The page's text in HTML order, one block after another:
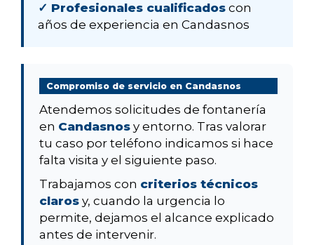
✓ Profesionales cualificados con
años de experiencia en Candasnos
Compromiso de servicio en Candasnos
Atendemos solicitudes de fontanería
en Candasnos y entorno. Tras valorar
tu caso por teléfono indicamos si hace
falta visita y el siguiente paso.
Trabajamos con criterios técnicos
claros y, cuando la urgencia lo
permite, dejamos el alcance explicado
antes de intervenir.